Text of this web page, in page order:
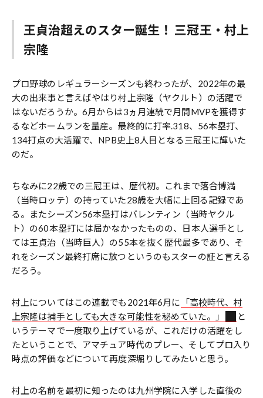
王貞治超えのスター誕生！ 三冠王・村上
宗隆
プロ野球のレギュラーシーズンも終わったが、2022年の最
大の出来事と言えばやはり村上宗隆（ヤクルト）の活躍で
はないだろうか。6月からは3ヵ月連続で月間MVPを獲得す
るなどホームランを量産。最終的に打率.318、56本塁打、
134打点の大活躍で、NPB史上8人目となる三冠王に輝いた
のだ。
ちなみに22歳での三冠王は、歴代初。これまで落合博満
（当時ロッテ）の持っていた28歳を大幅に上回る記録であ
る。またシーズン56本塁打はバレンティン（当時ヤクル
ト）の60本塁打には届かなかったものの、日本人選手とし
ては王貞治（当時巨人）の55本を抜く歴代最多であり、そ
れをシーズン最終打席に放つというのもスターの証と言える
だろう。
村上についてはこの連載でも2021年6月に
「高校時代、村
上宗隆は捕手としても大きな可能性を秘めていた。」
と
いうテーマで一度取り上げているが、これだけの活躍をし
たということで、アマチュア時代のプレー、そしてプロ入り
時点の評価などについて再度深堀りしてみたいと思う。
村上の名前を最初に知ったのは九州学院に入学した直後の